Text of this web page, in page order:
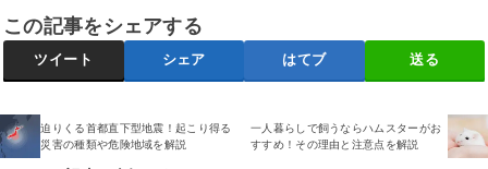
この記事をシェアする
ツイート シェア はてブ 送る
迫りくる首都直下型地震！起こり得る
災害の種類や危険地域を解説
一人暮らしで飼うならハムスターがお
すすめ！その理由と注意点を解説